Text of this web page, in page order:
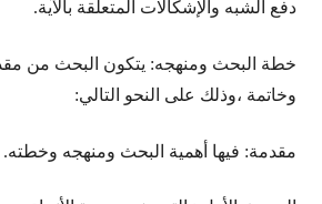
دفع الشبه والإشكالات المتعلقة بالآية.
خطة البحث ومنهجه: يتكون البحث من
وخاتمة ،وذلك على النحو التالي:
مقدمة: فيها أهمية البحث ومنهجه وخطته.